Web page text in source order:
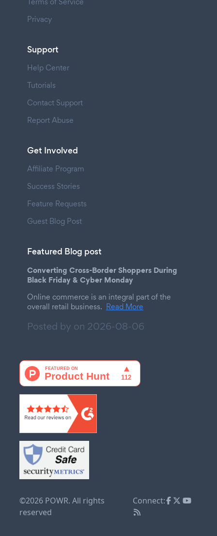
Privacy
Support
Help Center
Tutorials
Contact Support
Report Abuse
Get Involved
Affiliate Program
Success Stories
Feature Requests
Guest Blog Post
Featured Blog post
Converting Cross-Border Shoppers During
Black Friday & Cyber Monday
Online commerce is an integral part of the
overall retail business. Read More
Posted by on 2026-08-06
©2026 POWR. All rights
reserved
Connect: